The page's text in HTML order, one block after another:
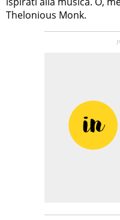
Thelonious Monk.